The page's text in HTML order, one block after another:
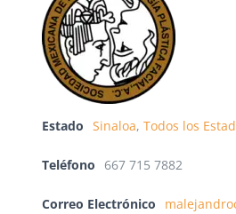
Estado Sinaloa, Todos los
Teléfono 667 715 7882
Correo Electrónico